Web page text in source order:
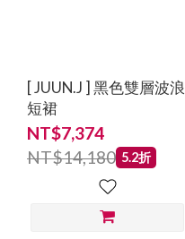
[ JUUN.J ] 黑色雙層波浪
短裙
NT$7,374
NT$14,180 5.2折